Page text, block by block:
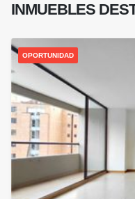
INMUEBLES
OPORTUNIDAD